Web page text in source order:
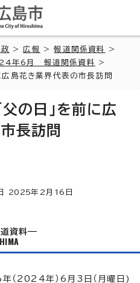
>広報 >報道関係資料
>
年6月 報道関係資料
>
島花き業界代表の市長訪問
の日」を前に広
長訪問
2025年2月 16 日
資料
（2024年）6月3日（月曜日)